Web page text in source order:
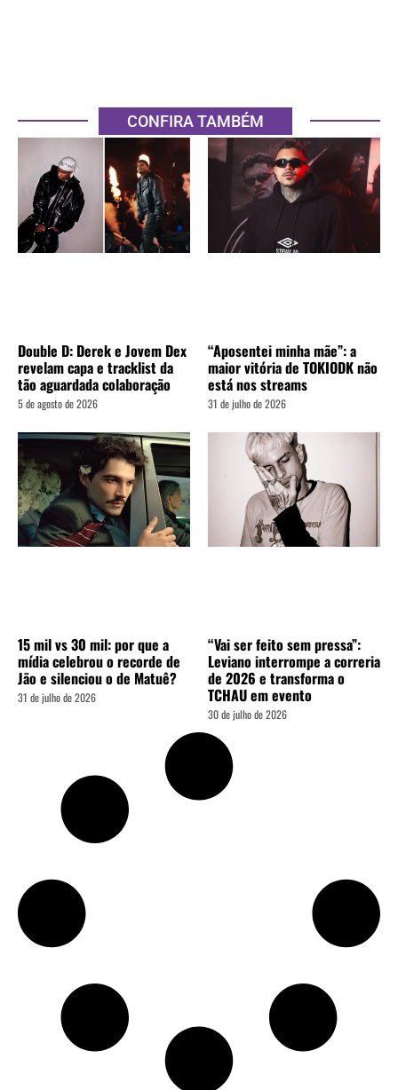
CONFIRA TAMBÉM
Double D: Derek e Jovem Dex
revelam capa e tracklist da
tão aguardada colaboração
5 de agosto de 2026
“Aposentei minha mãe”: a
maior vitória de TOKIODK não
está nos streams
31 de julho de 2026
15 mil vs 30 mil: por que a
mídia celebrou o recorde de
Jão e silenciou o de Matuê?
31 de julho de 2026
“Vai ser feito sem pressa”:
Leviano interrompe a correria
de 2026 e transforma o
TCHAU em evento
30 de julho de 2026